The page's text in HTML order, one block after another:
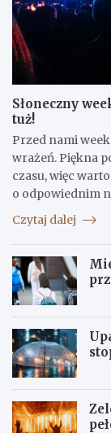
Słoneczny
tuż!
Przed nami
wrażeń. Piękna
czasu, więc
o odpowiednim
Czytaj dalej